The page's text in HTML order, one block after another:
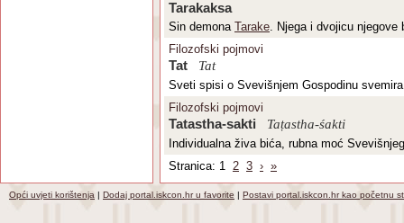
Tarakaksa
Sin demona Tarake. Njega i dvojicu njegove
Filozofski pojmovi
Tat Tat
Sveti spisi o Svevišnjem Gospodinu svemira
Filozofski pojmovi
Tatastha-sakti Taṭastha-śakti
Individualna živa bića, rubna moć
Stranica: 1 2 3 › »
Opći uvjeti korištenja | Dodaj portal.iskcon.hr u favorite | Postavi portal.iskcon.hr kao početnu